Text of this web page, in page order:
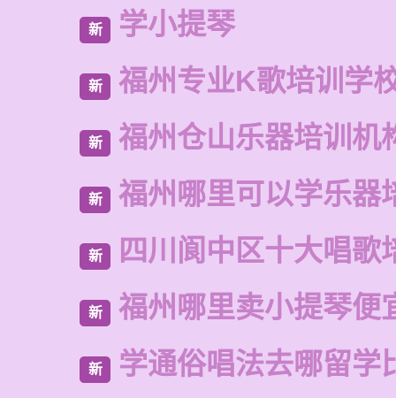
新 学小提琴
新 福州专业K歌培训学
新 福州仓山乐器培训机
新 福州哪里可以学乐器
新 四川阆中区十大唱歌
新 福州哪里卖小提琴便
新 学通俗唱法去哪留学